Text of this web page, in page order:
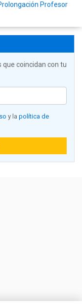
Profesor
que coincidan con tu
y la política de